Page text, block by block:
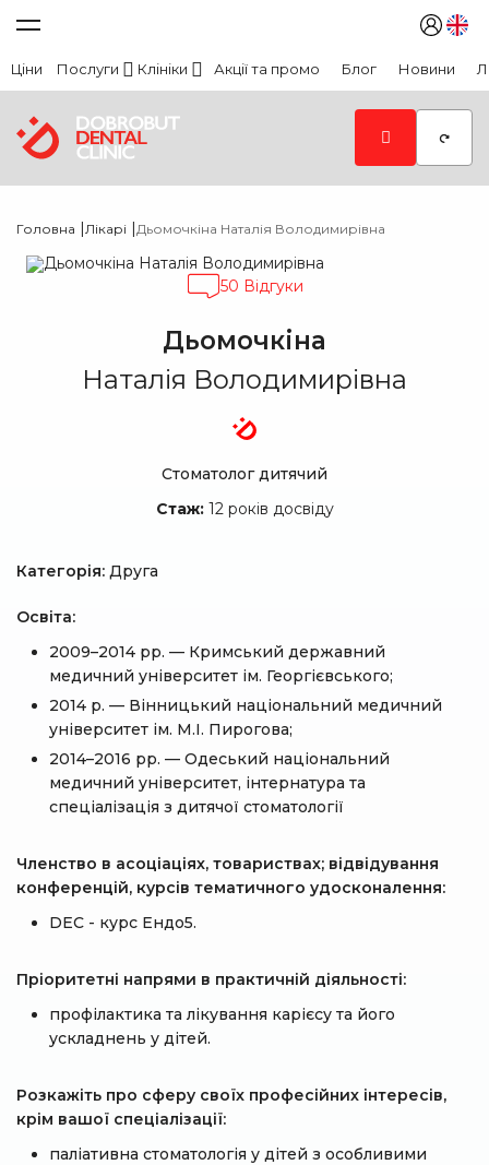
Ціни Послуги Клініки Акції та промо Блог Новини
Головна |Лікарі |Дьомочкіна Наталія Володимирівна
50 Відгуки
Дьомочкіна
Наталія Володимирівна
Стоматолог дитячий
Стаж:12 років досвіду
Категорія: Друга
Освіта:
2009–2014 рр. — Кримський державний
медичний університет ім. Георгієвського;
2014 р. — Вінницький національний медичний
університет ім. М.І. Пирогова;
2014–2016 рр. — Одеський національний
медичний університет, інтернатура та
спеціалізація з дитячої стоматології
Членство в асоціаціях, товариствах; відвідування
конференцій, курсів тематичного удосконалення:
DEC - курс Ендо5.
Пріоритетні напрями в практичній діяльності:
профілактика та лікування карієсу та його
ускладнень у дітей.
Розкажіть про сферу своїх професійних інтересів,
крім вашої спеціалізації:
паліативна стоматологія у дітей з особливими